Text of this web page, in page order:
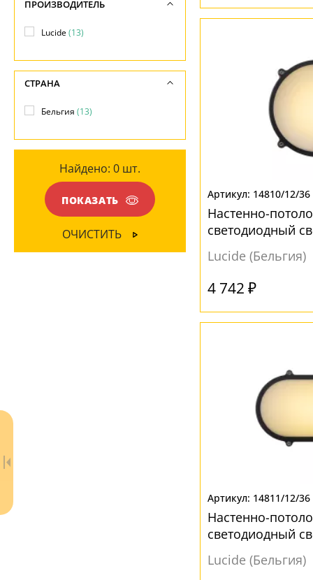
14810/12/36
Настенно-
светодиодный
Led 14810/12/36
Lucide (Бельгия)
4 742 ₽
14811/12/36
Настенно-
светодиодный
Led 14811/12/36
Lucide (Бельгия)
МАТЕРИАЛ
Акрил(5)
Металл(1)
Стекло
ЦВЕТ ПЛАФОНОВ
Белый(6)
Прозрачный(7)
Черный(1)
Металл(6)
Матовый(6)
ПРОИЗВОДИТЕЛЬ
Lucide(13)
СТРАНА
Бельгия (13)
Найдено: 0 шт.
ПОКАЗАТЬ
ОЧИСТИТЬ